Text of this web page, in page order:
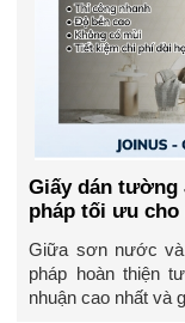
Giấy dán
pháp tối ưu cho
Giữa sơn nước
pháp hoàn thiện
nhuận cao nhất và